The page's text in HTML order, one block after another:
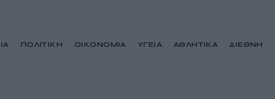
ΠΟΛΙΤΙΚΗ ΟΙΚΟΝΟΜΙΑ ΥΓΕΙΑ ΑΘΛΗΤΙΚΑ ΔΙΕΘΝΗ